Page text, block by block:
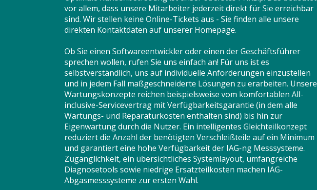
vor allem, dass unsere Mitarbeiter jederzeit direkt für Sie erreichbar
sind. Wir stellen keine Online-Tickets aus - Sie finden alle unsere
direkten Kontaktdaten auf unserer Homepage.
Ob Sie einen Softwareentwickler oder einen der Geschäftsführer
sprechen wollen, rufen Sie uns einfach an! Für uns ist es
selbstverständlich, uns auf individuelle Anforderungen einzustellen
und in jedem Fall maßgeschneiderte Lösungen zu erarbeiten. Unsere
Wartungskonzepte reichen beispielsweise vom komfortablen All-
inclusive-Servicevertrag mit Verfügbarkeitsgarantie (in dem alle
Wartungs- und Reparaturkosten enthalten sind) bis hin zur
Eigenwartung durch die Nutzer. Ein intelligentes Gleichteilkonzept
reduziert die Anzahl der benötigten Verschleißteile auf ein Minimum
und garantiert eine hohe Verfügbarkeit der IAG-ng Messsysteme.
Zugänglichkeit, ein übersichtliches Systemlayout, umfangreiche
Diagnosetools sowie niedrige Ersatzteilkosten machen IAG-
Abgasmesssysteme zur ersten Wahl.